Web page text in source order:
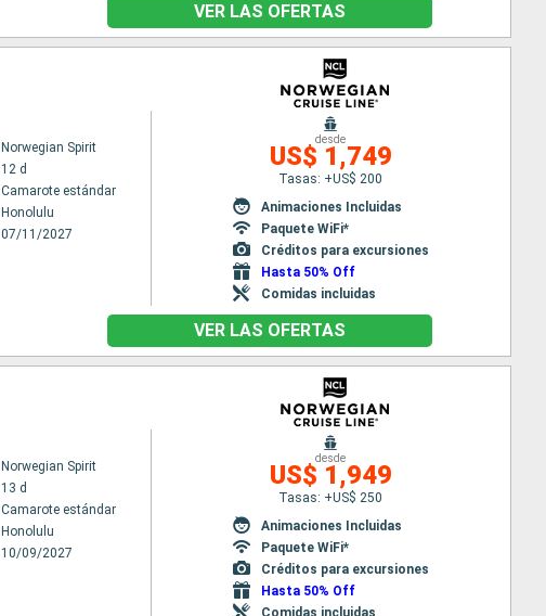
VER LAS OFERTAS
Norwegian Spirit
12 d
Camarote estándar
Honolulu
07/11/2027
desde
US$ 1,749
Tasas: +US$ 200
Animaciones Incluidas
Paquete WiFi*
Créditos para excursiones
Hasta 50% Off
Comidas incluidas
VER LAS OFERTAS
Norwegian Spirit
13 d
Camarote estándar
Honolulu
10/09/2027
desde
US$ 1,949
Tasas: +US$ 250
Animaciones Incluidas
Paquete WiFi*
Créditos para excursiones
Hasta 50% Off
Comidas incluidas